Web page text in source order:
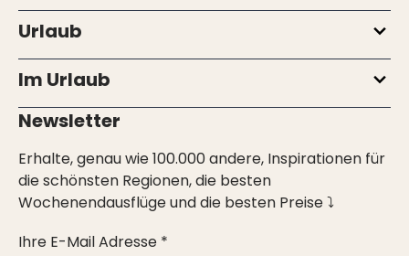
Urlaub
Im Urlaub
Newsletter
Erhalte, genau wie 100.000 andere, Inspirationen für
die schönsten Regionen, die besten
Wochenendausflüge und die besten Preise ⤵
Ihre E-Mail Adresse *